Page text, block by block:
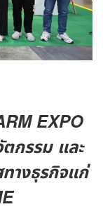
EXPO
กรรม และ
างธุรกิจแก่